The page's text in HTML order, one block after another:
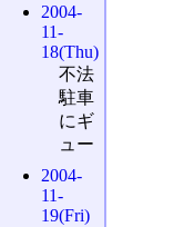
2004-
11-
18(Thu)
不法
駐車
にギ
ュー
2004-
11-
19(Fri)